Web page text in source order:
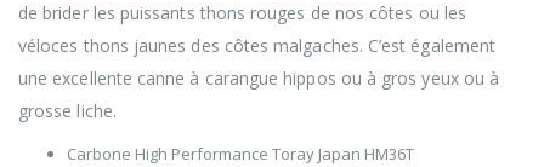
de brider les puissants thons rouges de nos côtes ou les
véloces thons jaunes des côtes malgaches. C’est également
une excellente canne à carangue hippos ou à gros yeux ou à
grosse liche.
Carbone High Performance Toray Japan HM36T